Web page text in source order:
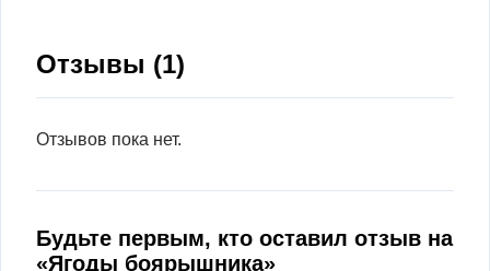
Отзывы (1)
Отзывов пока нет.
Будьте первым, кто оставил отзыв на
«Ягоды боярышника»